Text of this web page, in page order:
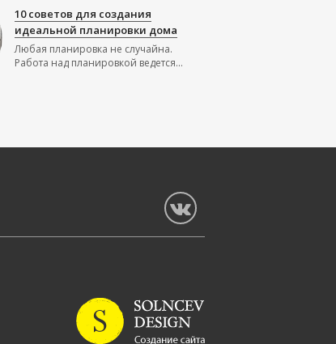
10 советов для создания
идеальной планировки дома
Любая планировка не случайна.
Работа над планировкой ведется...